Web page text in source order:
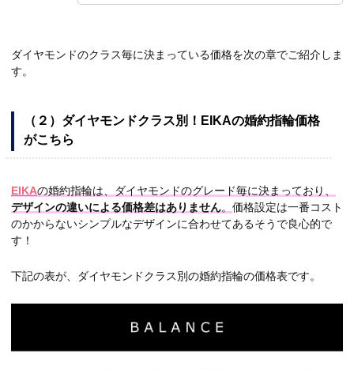
ダイヤモンドのクラス毎に決まっている価格を次の章でご紹介しま
す。
（２）ダイヤモンドクラス別！EIKAの婚約指輪価格
がこちら
EIKAの婚約指輪は、ダイヤモンドのグレード毎に決まっており、
デザインの違いによる価格差はありません。 価格設定は一番コスト
のかからないシンプルなデザインに合わせてあるそうで良心的で
す！
下記の表が、ダイヤモンドクラス別の婚約指輪の価格表です。